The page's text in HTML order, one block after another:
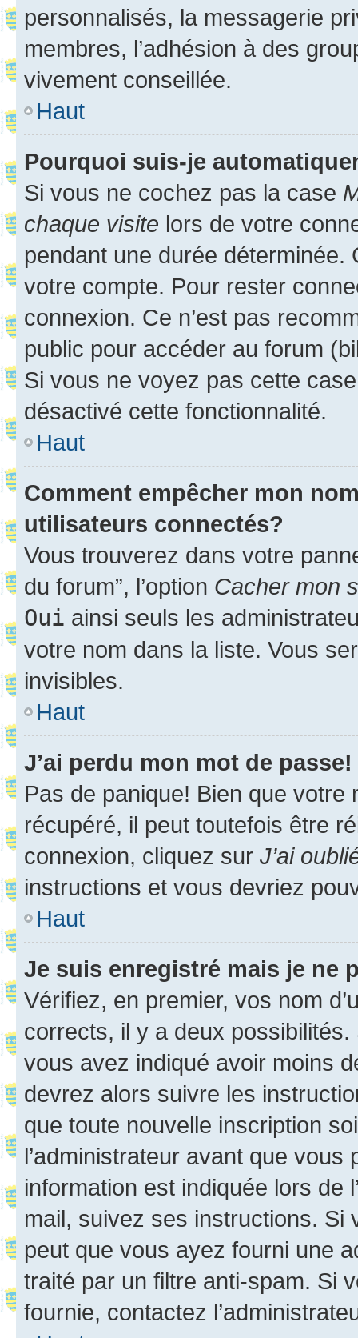
personnalisés, la messagerie
membres, l’adhésion à des
vivement conseillée.
Haut
Pourquoi suis-je
Si vous ne cochez pas la case
chaque visite lors de votre
pendant une durée déterminée.
votre compte. Pour rester
connexion. Ce n’est pas
public pour accéder au forum
Si vous ne voyez pas cette
désactivé cette fonctionnalité.
Haut
Comment empêcher mon
utilisateurs connectés?
Vous trouverez dans votre
du forum”, l’option Cacher mon
Oui ainsi seuls les
votre nom dans la liste. Vous
invisibles.
Haut
J’ai perdu mon mot de passe!
Pas de panique! Bien que
récupéré, il peut toutefois être
connexion, cliquez sur J’ai
instructions et vous devriez
Haut
Je suis enregistré mais je ne
Vérifiez, en premier, vos nom
corrects, il y a deux
vous avez indiqué avoir moins
devrez alors suivre les
que toute nouvelle inscription
l’administrateur avant que
information est indiquée lors de
mail, suivez ses instructions. Si
peut que vous ayez fourni une
traité par un filtre anti-spam. Si
fournie, contactez